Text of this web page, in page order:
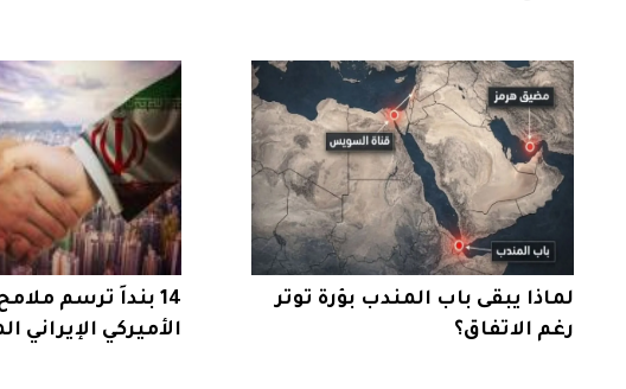
لماذا يبقى باب المندب بؤرة توتر
رغم الاتفاق؟
14 بنداً ترسم
الأميركي الإيراني